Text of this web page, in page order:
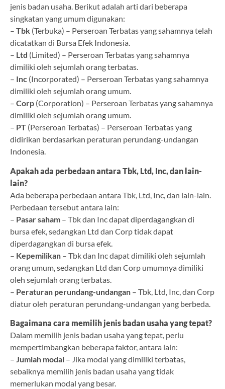
jenis badan usaha. Berikut adalah arti dari beberapa
singkatan yang umum digunakan:
– Tbk (Terbuka) – Perseroan Terbatas yang sahamnya telah
dicatatkan di Bursa Efek Indonesia.
– Ltd (Limited) – Perseroan Terbatas yang sahamnya
dimiliki oleh sejumlah orang terbatas.
– Inc (Incorporated) – Perseroan Terbatas yang sahamnya
dimiliki oleh sejumlah orang umum.
– Corp (Corporation) – Perseroan Terbatas yang sahamnya
dimiliki oleh sejumlah orang umum.
– PT (Perseroan Terbatas) – Perseroan Terbatas yang
didirikan berdasarkan peraturan perundang-undangan
Indonesia.
Apakah ada perbedaan antara Tbk, Ltd, Inc, dan lain-
lain?
Ada beberapa perbedaan antara Tbk, Ltd, Inc, dan lain-lain.
Perbedaan tersebut antara lain:
– Pasar saham – Tbk dan Inc dapat diperdagangkan di
bursa efek, sedangkan Ltd dan Corp tidak dapat
diperdagangkan di bursa efek.
– Kepemilikan – Tbk dan Inc dapat dimiliki oleh sejumlah
orang umum, sedangkan Ltd dan Corp umumnya dimiliki
oleh sejumlah orang terbatas.
– Peraturan perundang-undangan – Tbk, Ltd, Inc, dan Corp
diatur oleh peraturan perundang-undangan yang berbeda.
Bagaimana cara memilih jenis badan usaha yang tepat?
Dalam memilih jenis badan usaha yang tepat, perlu
mempertimbangkan beberapa faktor, antara lain:
– Jumlah modal – Jika modal yang dimiliki terbatas,
sebaiknya memilih jenis badan usaha yang tidak
memerlukan modal yang besar.